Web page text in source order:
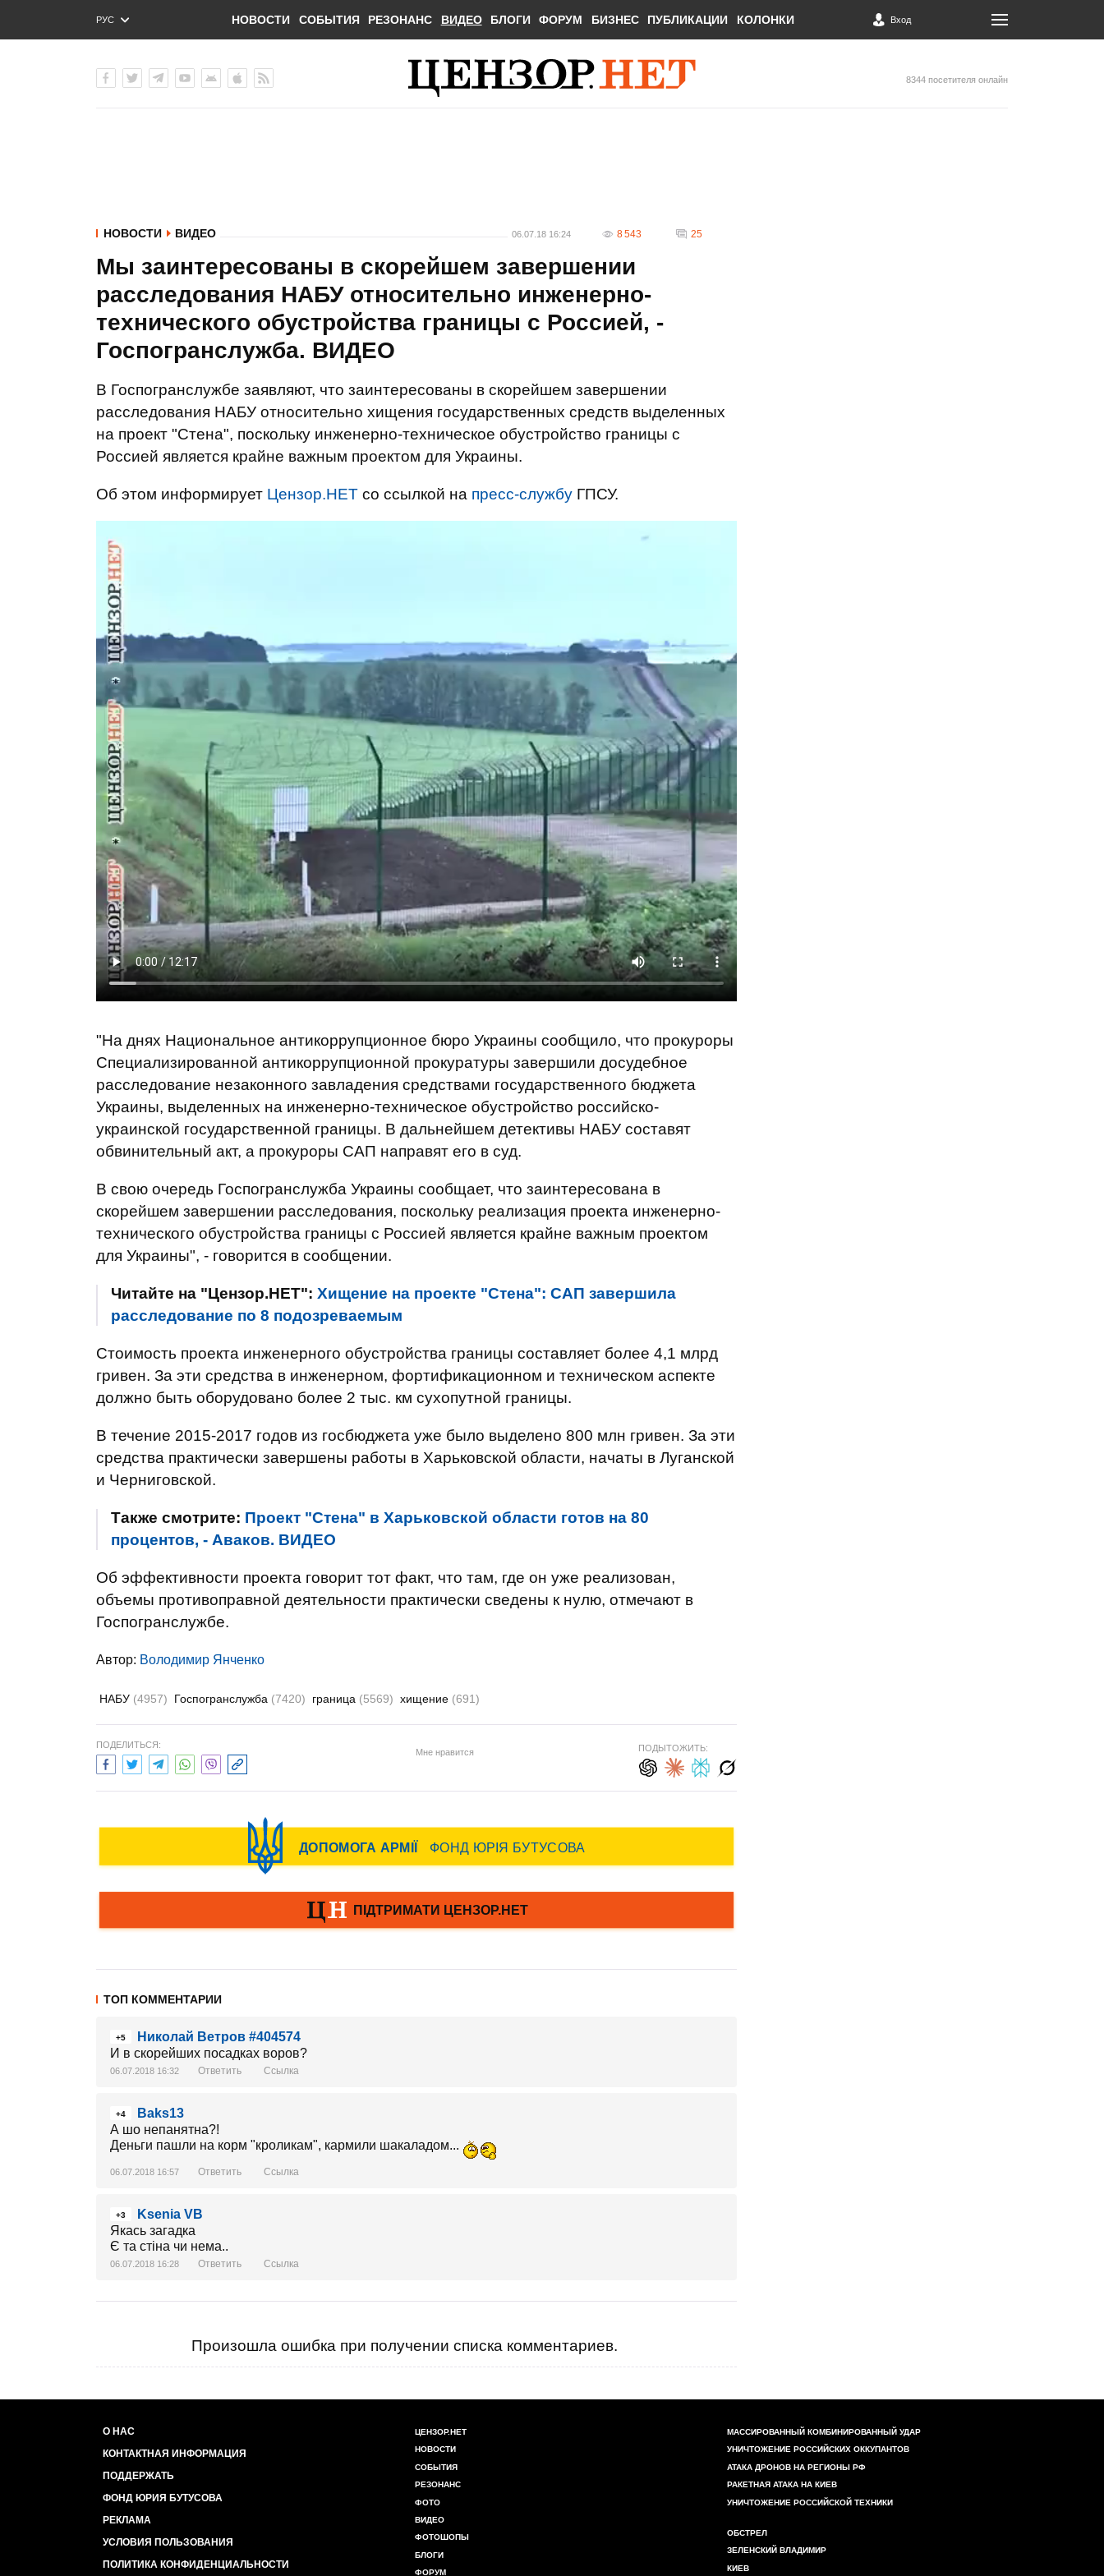
РУС
ENG
НОВОСТИ СОБЫТИЯ РЕЗОНАНС ВИДЕО БЛОГИ ФОРУМ БИЗНЕС ПУБЛИКАЦИИ КОЛОНКИ Вход
8344 посетителя онлайн
НОВОСТИ ВИДЕО 06.07.18 16:24 8 543 25
Мы заинтересованы в скорейшем завершении
расследования НАБУ относительно инженерно-
технического обустройства границы с Россией, -
Госпогранслужба. ВИДЕО
В Госпогранслужбе заявляют, что заинтересованы в скорейшем завершении
расследования НАБУ относительно хищения государственных средств выделенных
на проект "Стена", поскольку инженерно-техническое обустройство границы с
Россией является крайне важным проектом для Украины.
Об этом информирует Цензор.НЕТ со ссылкой на пресс-службу ГПСУ.
"На днях Национальное антикоррупционное бюро Украины сообщило, что прокуроры
Специализированной антикоррупционной прокуратуры завершили досудебное
расследование незаконного завладения средствами государственного бюджета
Украины, выделенных на инженерно-техническое обустройство российско-
украинской государственной границы. В дальнейшем детективы НАБУ составят
обвинительный акт, а прокуроры САП направят его в суд.
В свою очередь Госпогранслужба Украины сообщает, что заинтересована в
скорейшем завершении расследования, поскольку реализация проекта инженерно-
технического обустройства границы с Россией является крайне важным проектом
для Украины", - говорится в сообщении.
Читайте на "Цензор.НЕТ": Хищение на проекте "Стена": САП завершила
расследование по 8 подозреваемым
Стоимость проекта инженерного обустройства границы составляет более 4,1 млрд
гривен. За эти средства в инженерном, фортификационном и техническом аспекте
должно быть оборудовано более 2 тыс. км сухопутной границы.
В течение 2015-2017 годов из госбюджета уже было выделено 800 млн гривен. За эти
средства практически завершены работы в Харьковской области, начаты в Луганской
и Черниговской.
Также смотрите: Проект "Стена" в Харьковской области готов на 80
процентов, - Аваков. ВИДЕО
Об эффективности проекта говорит тот факт, что там, где он уже реализован,
объемы противоправной деятельности практически сведены к нулю, отмечают в
Госпогранслужбе.
Автор: Володимир Янченко
НАБУ (4957) Госпогранслужба (7420) граница (5569) хищение (691)
ПОДЕЛИТЬСЯ:
Мне нравится ПОДЫТОЖИТЬ:
ТОП КОММЕНТАРИИ
+5
Николай Ветров #404574
И в скорейших посадках воров?
06.07.2018 16:32 Ответить Ссылка
+4
Baks13
А шо непанятна?!
Деньги пашли на корм "кроликам", кармили шакаладом...
06.07.2018 16:57 Ответить Ссылка
+3
Ksenia VB
Якась загадка
Є та стіна чи нема..
06.07.2018 16:28 Ответить Ссылка
Произошла ошибка при получении списка комментариев.
О НАС
КОНТАКТНАЯ ИНФОРМАЦИЯ
ПОДДЕРЖАТЬ
ФОНД ЮРИЯ БУТУСОВА
РЕКЛАМА
УСЛОВИЯ ПОЛЬЗОВАНИЯ
ПОЛИТИКА КОНФИДЕНЦИАЛЬНОСТИ
ЦЕНЗОР.НЕТ
НОВОСТИ
СОБЫТИЯ
РЕЗОНАНС
ФОТО
ВИДЕО
ФОТОШОПЫ
БЛОГИ
ФОРУМ
МАССИРОВАННЫЙ КОМБИНИРОВАННЫЙ УДАР
УНИЧТОЖЕНИЕ РОССИЙСКИХ ОККУПАНТОВ
АТАКА ДРОНОВ НА РЕГИОНЫ РФ
РАКЕТНАЯ АТАКА НА КИЕВ
УНИЧТОЖЕНИЕ РОССИЙСКОЙ ТЕХНИКИ
ОБСТРЕЛ
ЗЕЛЕНСКИЙ ВЛАДИМИР
КИЕВ